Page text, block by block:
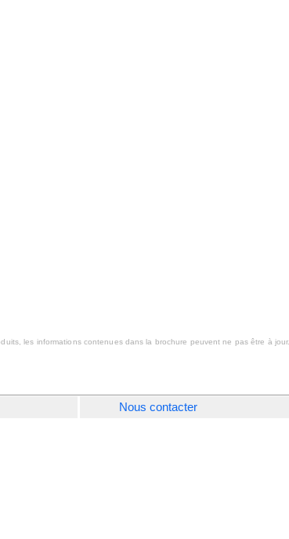
les informations contenues dans la brochure peuvent ne pas être à jour.
Nous contacter